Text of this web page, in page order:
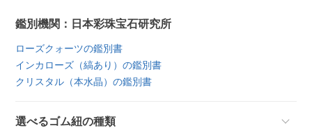
鑑別機関：日本彩珠宝石研究所
ローズクォーツの鑑別書
インカローズ（縞あり）の鑑別書
クリスタル（本水晶）の鑑別書
選べるゴム紐の種類